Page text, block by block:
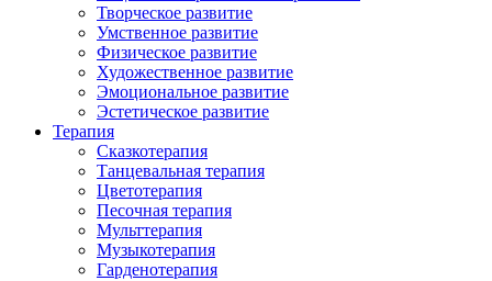
Творческое развитие
Умственное развитие
Физическое развитие
Художественное развитие
Эмоциональное развитие
Эстетическое развитие
Терапия
Сказкотерапия
Танцевальная терапия
Цветотерапия
Песочная терапия
Мульттерапия
Музыкотерапия
Гарденотерапия